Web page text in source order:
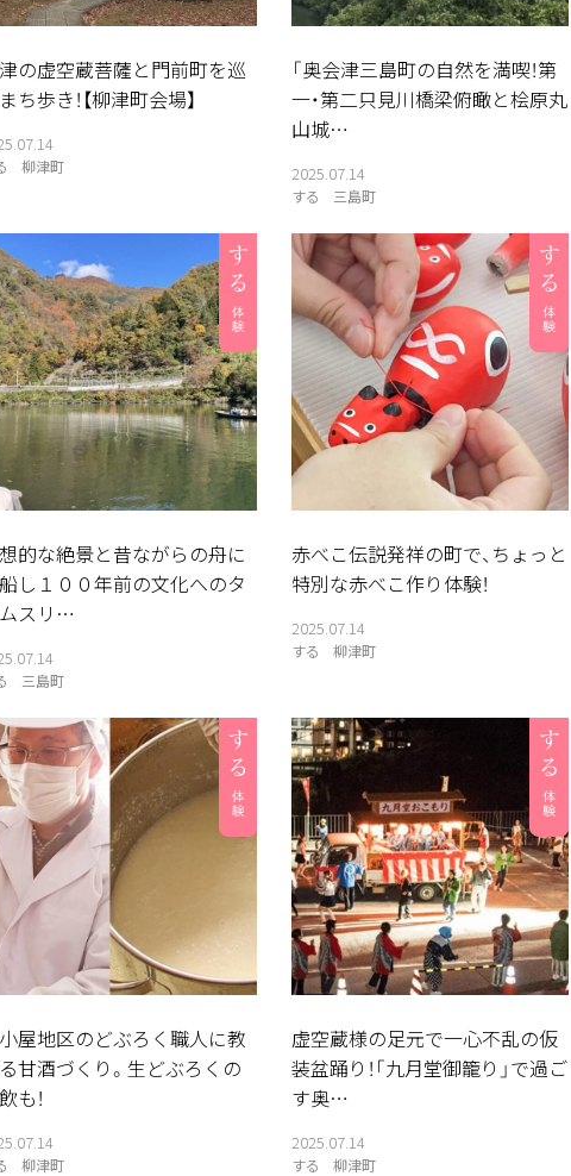
の虚空蔵菩薩と門前町を巡
ち歩き！【柳津町会場】
柳津町
「奥会津三島町の自然を満喫！第
一・第二只見川橋梁俯瞰と桧原丸
山城…
2025.07.14
する 三島町
的な絶景と昔ながらの舟に
し１００年前の文化へのタ
スリ…
三島町
赤べこ伝説発祥の町で、ちょっと
特別な赤べこ作り体験！
2025.07.14
する 柳津町
屋地区のどぶろく職人に教
甘酒づくり。生どぶろくの
も！
柳津町
虚空蔵様の足元で一心不乱の仮
装盆踊り！「九月堂御籠り」で過ご
す奥…
2025.07.14
する 柳津町